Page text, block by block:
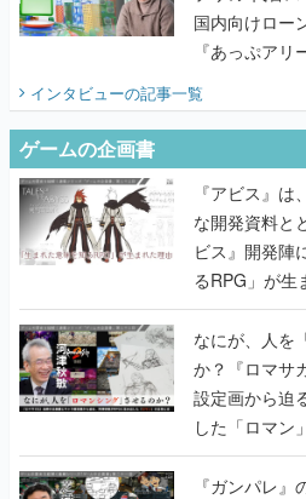
国内向けロー
『あっぷア
インタビューの記事一覧
ゲームの企画書
『アビス』
な開発資料と
ビス』開発陣
るRPG」が生
書】
なにが、人を
か？『ロマサ
設定画から迫
した「ロマン
書】
『ガンパレ